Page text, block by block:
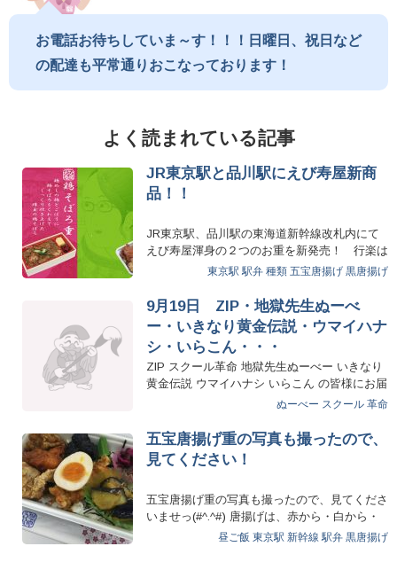
お電話お待ちしていま～す！！！日曜日、祝日など
の配達も平常通りおこなっております！
よく読まれている記事
JR東京駅と品川駅にえび寿屋新商
品！！
JR東京駅、品川駅の東海道新幹線改札内にて
えび寿屋渾身の２つのお重を新発売！ 行楽は
もちろんお仕事などでご…
東京駅 駅弁 種類 五宝唐揚げ 黒唐揚げ
9月19日 ZIP・地獄先生ぬーべ
ー・いきなり黄金伝説・ウマイハナ
シ・いらこん・・・
ZIP スクール革命 地獄先生ぬーべー いきなり
黄金伝説 ウマイハナシ いらこん の皆様にお届
ぬーべー スクール 革命
五宝唐揚げ重の写真も撮ったので、
見てください！
五宝唐揚げ重の写真も撮ったので、見てくださ
いませっ(#^.^#) 唐揚げは、赤から・白から・
黒から・カレ…昼ご飯 東京駅 新幹線 駅弁 黒唐揚げ